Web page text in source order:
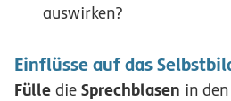
auswirken?
Einflüsse auf das
Fülle die Sprechblasen in